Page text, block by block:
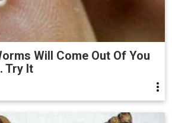
Will Come Out Of You
Try It